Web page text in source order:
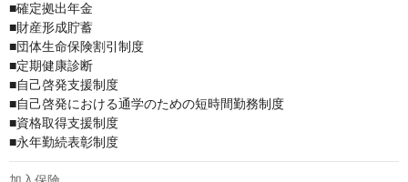
■確定拠出年金
■財産形成貯蓄
■団体生命保険割引制度
■定期健康診断
■自己啓発支援制度
■自己啓発における通学のための短時間勤務制度
■資格取得支援制度
■永年勤続表彰制度